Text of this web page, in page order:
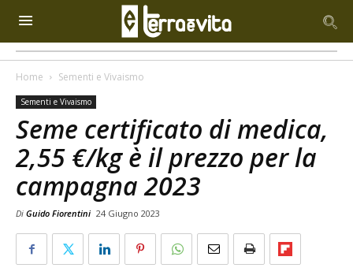
Home Sementi e Vivaismo
Sementi e Vivaismo
Seme certificato di medica,
2,55 €/kg è il prezzo per la
campagna 2023
Di Guido Fiorentini 24 Giugno 2023